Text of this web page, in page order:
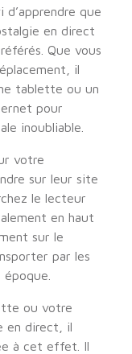
d’apprendre que
en direct
Que vous
il
tablette ou un
pour
inoubliable.
votre
sur leur site
le lecteur
en haut
sur le
par les
ou votre
en direct, il
à cet effet. Il